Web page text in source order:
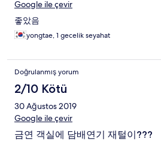
Google ile çevir
좋았음
yongtae, 1 gecelik seyahat
Doğrulanmış yorum
2/10 Kötü
30 Ağustos 2019
Google ile çevir
금연 객실에 담배연기 재털이???